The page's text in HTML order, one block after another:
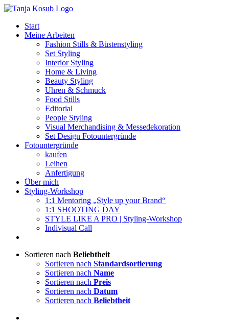
Zum
springenStart
Meine Arbeiten
Fashion Stills & Büstenstyling
Set Styling
Interior Styling
Home & Living
Beauty Styling
Uhren & Schmuck
Food Stills
Editorial
People Styling
Visual Merchandising & Messedekoration
Set Design Fotountergründe
Fotountergründe
kaufen
Leihen
Anfertigung
Über mich
Styling-Workshop
1:1 Mentoring „Style up your Brand“
1:1 SHOOTING DAY
STYLE LIKE A PRO | Styling-Workshop
Indivisual Call
Sortieren nach Beliebtheit
Sortieren nach Standardsortierung
Sortieren nach Name
Sortieren nach Preis
Sortieren nach Datum
Sortieren nach Beliebtheit